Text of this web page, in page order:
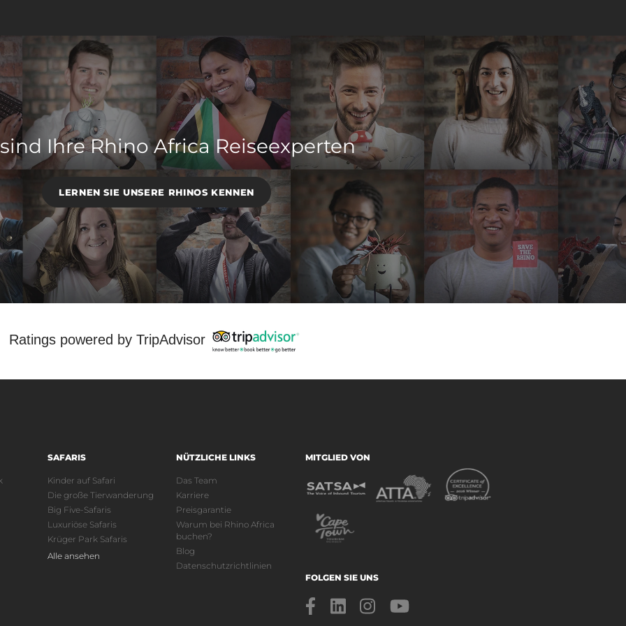
Ihre Rhino Africa Reiseexperten
LERNEN SIE UNSERE RHINOS KENNEN
Ratings powered by TripAdvisor
SAFARIS
Kinder auf Safari
Die große Tierwanderung
Big Five-Safaris
Luxuriöse Safaris
Krüger Park Safaris
Alle ansehen
NÜTZLICHE LINKS
Das Team
Karriere
Preisgarantie
Warum bei Rhino Africa
buchen?
Blog
Datenschutzrichtlinien
MITGLIED VON
FOLGEN SIE UNS
Facebook
LinkedIn
Instagram
YouTube